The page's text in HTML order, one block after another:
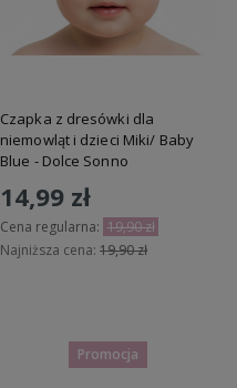
Czapka z dresówki dla
niemowląt i dzieci Miki/ Baby
Blue - Dolce Sonno
14,99 zł
Cena regularna: 19,90 zł
Najniższa cena: 19,90 zł
Promocja